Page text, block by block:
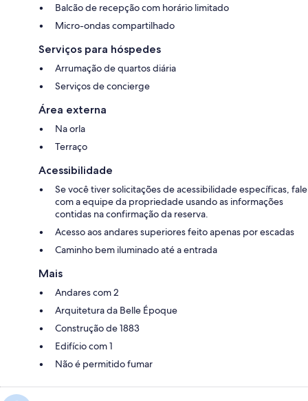
Balcão de recepção com horário limitado
Micro-ondas compartilhado
Serviços para hóspedes
Arrumação de quartos diária
Serviços de concierge
Área externa
Na orla
Terraço
Acessibilidade
Se você tiver solicitações de acessibilidade específicas, fale
com a equipe da propriedade usando as informações
contidas na confirmação da reserva.
Acesso aos andares superiores feito apenas por escadas
Caminho bem iluminado até a entrada
Mais
Andares com 2
Arquitetura da Belle Époque
Construção de 1883
Edifício com 1
Não é permitido fumar